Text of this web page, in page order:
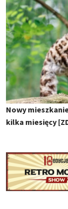
Nowy
kilka miesięcy